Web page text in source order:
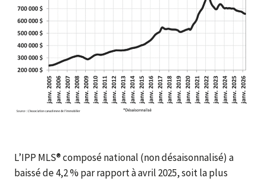
L’IPP MLS® composé national (non désaisonnalisé) a
baissé de 4,2 % par rapport à avril 2025, soit la plus